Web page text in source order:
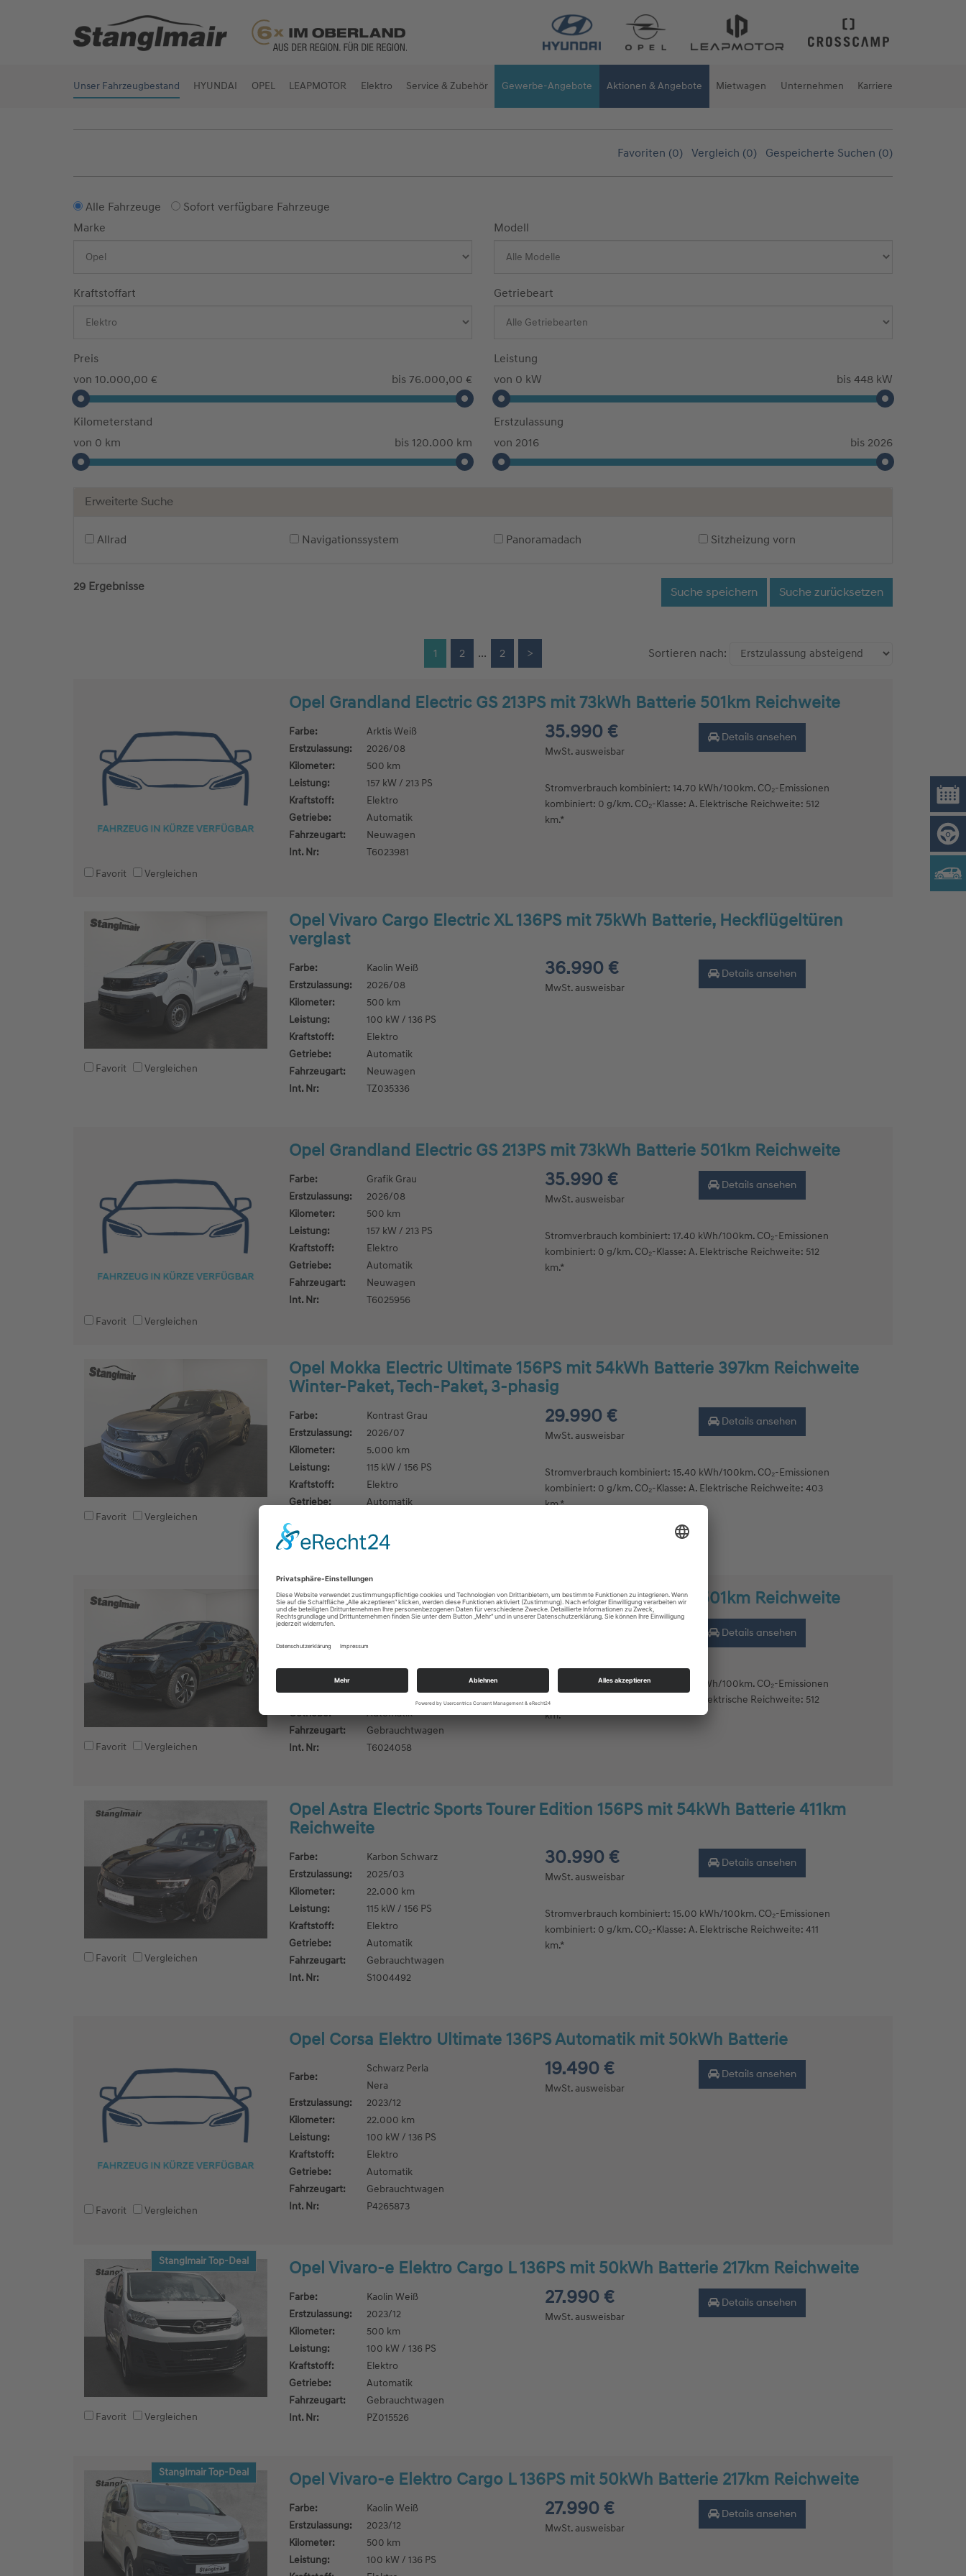
Unser Fahrzeugbestand HYUNDAI OPEL LEAPMOTOR Elektro Service & Zubehör Gewerbe-Angebote Aktionen & Angebote Mietwagen Unternehmen Karriere
Favoriten (0) Vergleich (0) Gespeicherte Suchen (0)
Alle Fahrzeuge
Sofort verfügbare Fahrzeuge
Marke
Modell
Kraftstoffart Getriebeart
Preis
von 10.000,00 €
bis 76.000,00 €
Leistung
von 0 kW
bis 448 kW
Kilometerstand
von 0 km
bis 120.000 km
Erstzulassung
von 2016
bis 2026
Erweiterte Suche
Allrad Navigationssystem Panoramadach Sitzheizung vorn
29 Ergebnisse Suche speichern Suche zurücksetzen
1 2 ... 2 > Sortieren nach:
Favorit Vergleichen
Opel Grandland Electric GS 213PS mit 73kWh Batterie 501km Reichweite
Farbe:
Arktis Weiß
Erstzulassung:
2026/08
Kilometer:
500 km
Leistung:
157 kW / 213 PS
Kraftstoff:
Elektro
Getriebe:
Automatik
Fahrzeugart:
Neuwagen
Int. Nr:
T6023981
35.990 €
MwSt. ausweisbar
Details ansehen
Stromverbrauch kombiniert: 14.70 kWh/100km. CO₂-Emissionen
kombiniert: 0 g/km. CO₂-Klasse: A. Elektrische Reichweite: 512
km.*
Favorit Vergleichen
Opel Vivaro Cargo Electric XL 136PS mit 75kWh Batterie, Heckflügeltüren
verglast
Farbe:
Kaolin Weiß
Erstzulassung:
2026/08
Kilometer:
500 km
Leistung:
100 kW / 136 PS
Kraftstoff:
Elektro
Getriebe:
Automatik
Fahrzeugart:
Neuwagen
Int. Nr:
TZ035336
36.990 €
MwSt. ausweisbar
Details ansehen
Favorit Vergleichen
Opel Grandland Electric GS 213PS mit 73kWh Batterie 501km Reichweite
Farbe:
Grafik Grau
Erstzulassung:
2026/08
Kilometer:
500 km
Leistung:
157 kW / 213 PS
Kraftstoff:
Elektro
Getriebe:
Automatik
Fahrzeugart:
Neuwagen
Int. Nr:
T6025956
35.990 €
MwSt. ausweisbar
Details ansehen
Stromverbrauch kombiniert: 17.40 kWh/100km. CO₂-Emissionen
kombiniert: 0 g/km. CO₂-Klasse: A. Elektrische Reichweite: 512
km.*
Favorit Vergleichen
Opel Mokka Electric Ultimate 156PS mit 54kWh Batterie 397km Reichweite
Winter-Paket, Tech-Paket, 3-phasig
Farbe:
Kontrast Grau
Erstzulassung:
2026/07
Kilometer:
5.000 km
Leistung:
115 kW / 156 PS
Kraftstoff:
Elektro
Getriebe:
Automatik
Int. Nr:
TW003967
29.990 €
MwSt. ausweisbar
Details ansehen
Stromverbrauch kombiniert: 15.40 kWh/100km. CO₂-Emissionen
kombiniert: 0 g/km. CO₂-Klasse: A. Elektrische Reichweite: 403
km.*
Favorit Vergleichen
Opel Grandland Electric GS 213PS mit 73kWh Batterie 501km Reichweite
Farbe:
Erstzulassung:
2026/05
Kraftstoff:
Elektro
Getriebe:
Automatik
Fahrzeugart:
Gebrauchtwagen
Int. Nr:
T6024058
37.990 € Details ansehen
Stromverbrauch kombiniert: 17.40 kWh/100km. CO₂-Emissionen
kombiniert: 0 g/km. CO₂-Klasse: A. Elektrische Reichweite: 512
km.*
Favorit Vergleichen
Opel Astra Electric Sports Tourer Edition 156PS mit 54kWh Batterie 411km
Reichweite
Farbe:
Karbon Schwarz
Erstzulassung:
2025/03
Kilometer:
22.000 km
Leistung:
115 kW / 156 PS
Kraftstoff:
Elektro
Getriebe:
Automatik
Fahrzeugart:
Gebrauchtwagen
Int. Nr:
S1004492
30.990 €
MwSt. ausweisbar
Details ansehen
Stromverbrauch kombiniert: 15.00 kWh/100km. CO₂-Emissionen
kombiniert: 0 g/km. CO₂-Klasse: A. Elektrische Reichweite: 411
km.*
Favorit Vergleichen
Opel Corsa Elektro Ultimate 136PS Automatik mit 50kWh Batterie
Farbe:
Schwarz Perla
Nera
Erstzulassung:
2023/12
Kilometer:
22.000 km
Leistung:
100 kW / 136 PS
Kraftstoff:
Elektro
Getriebe:
Automatik
Fahrzeugart:
Gebrauchtwagen
Int. Nr:
P4265873
19.490 €
MwSt. ausweisbar
Details ansehen
Stanglmair Top-Deal
Favorit Vergleichen
Opel Vivaro-e Elektro Cargo L 136PS mit 50kWh Batterie 217km Reichweite
Farbe:
Kaolin Weiß
Erstzulassung:
2023/12
Kilometer:
500 km
Leistung:
100 kW / 136 PS
Kraftstoff:
Elektro
Getriebe:
Automatik
Fahrzeugart:
Gebrauchtwagen
Int. Nr:
PZ015526
27.990 €
MwSt. ausweisbar
Details ansehen
Stanglmair Top-Deal Opel Vivaro-e Elektro Cargo L 136PS mit 50kWh Batterie 217km Reichweite
Farbe:
Kaolin Weiß
Erstzulassung:
2023/12
Kilometer:
500 km
Leistung:
100 kW / 136 PS
27.990 €
MwSt. ausweisbar
Details ansehen